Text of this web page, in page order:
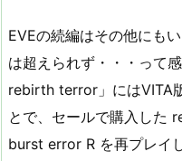
EVEの続編はその他にも
は超えられず・・・って
rebirth terror」にはVITA
とで、セールで購入した
burst error R を再プレイ